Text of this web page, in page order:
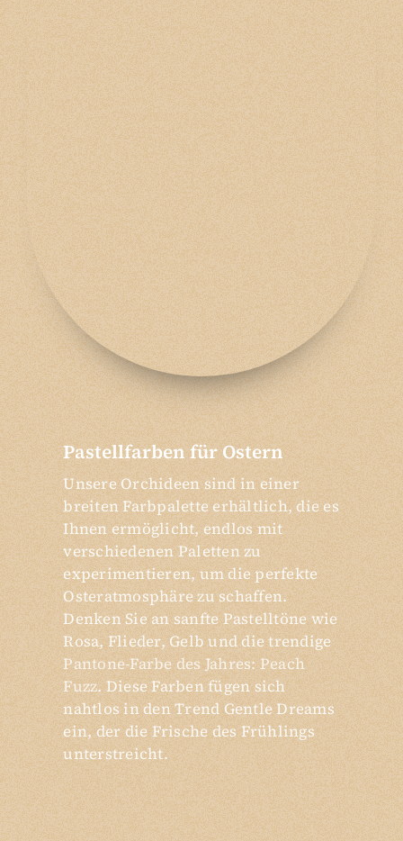
Pastellfarben für Ostern
Unsere Orchideen sind in einer
breiten Farbpalette erhältlich, die es
Ihnen ermöglicht, endlos mit
verschiedenen Paletten zu
experimentieren, um die perfekte
Osteratmosphäre zu schaffen.
Denken Sie an sanfte Pastelltöne wie
Rosa, Flieder, Gelb und die trendige
Pantone-Farbe des Jahres: Peach
Fuzz. Diese Farben fügen sich
nahtlos in den Trend Gentle Dreams
ein, der die Frische des Frühlings
unterstreicht.